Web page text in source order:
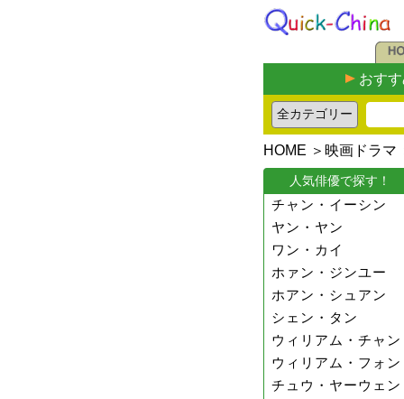
おす
HOME ＞ 映画ドラマ
人気俳優で探す！
チャン・イーシン
ヤン・ヤン
ワン・カイ
ホァン・ジンユー
ホアン・シュアン
シェン・タン
ウィリアム・チャン
ウィリアム・フォン
チュウ・ヤーウェン